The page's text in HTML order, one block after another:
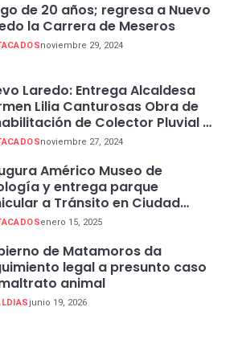
de 20 años; regresa a Nuevo
la Carrera de Meseros
noviembre 29, 2024
Laredo: Entrega Alcaldesa
Lilia Canturosas Obra de
de Colector Pluvial en
Centro
noviembre 27, 2024
Américo Museo de
y entrega parque
a Tránsito en Ciudad
enero 15, 2025
de Matamoros da
legal a presunto caso
animal
junio 19, 2026